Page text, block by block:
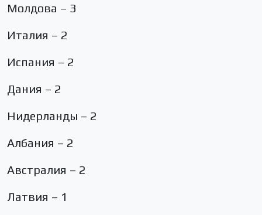
Молдова – 3
Италия – 2
Испания – 2
Дания – 2
Нидерланды – 2
Албания – 2
Австралия – 2
Латвия – 1